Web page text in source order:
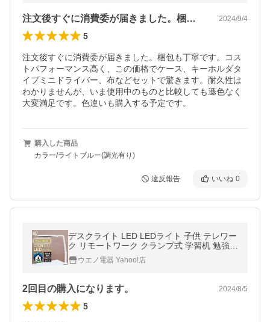
注文後すぐに消費委が届きました。梱包も… 2024/9/4
5
注文後すぐに消費委が届きました。梱包も丁寧です。コス
トパフォーマンス高く、この価格でケース、キーホルダタ
イプミニドライバー、布などセットで驚きます。耐久性は
わかりませんが、いま使用中のものと比較しても遜色なく
大変満足です。色違いも購入する予定です。
購入した商品
カラー/ライトブルー(調光有り)
違反報告 いいね 0
デスクライト LED LEDライト 子供 テレワー
ク リモートワーク クランプ式 学習机 勉強 L
EDデスクライト アイリスオーヤマ LDL-701
CL-Wウエノ電器 Yahoo!店
2回目の購入になります。 2024/8/5
5